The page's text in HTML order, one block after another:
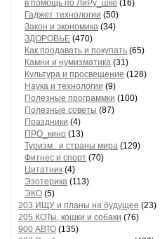
в помощь по ЛиРу_шке (16)
Гаджет технологии (50)
Закон и экономика (34)
ЗДОРОВЬЕ (470)
Как продавать и покупать (65)
Камни и нумизматика (31)
Культура и просвещение (128)
Наука и технологии (9)
Полезные программки (100)
Полезные советы (87)
Праздники (4)
ПРО_кино (13)
Туризм.. и страны мира (129)
Фитнес и спорт (70)
Цитатник (4)
Эзотерика (113)
ЭКО (5)
203 ИЩУ и планы на будущее (23)
205 КОТы, кошки и собаки (76)
900 АВТО (135)